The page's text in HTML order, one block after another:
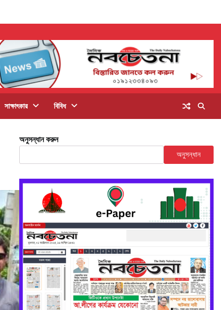
সাক্ষাৎকার বিবিধ
অনুসন্ধান করুন
অনুসন্ধান